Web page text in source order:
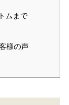
ムまで
様の声